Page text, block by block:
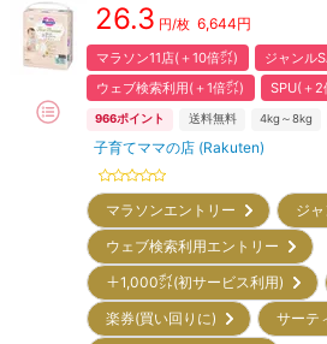
26.3 円/枚 6,644円
マラソン11店(＋10倍㌽)
ジャンル
ウェブ検索利用(＋1倍㌽)
SPU(＋2
966ポイント 送料無料 4kg～8kg
子育てママの店 (Rakuten)
マラソンエントリー
ジ
ウェブ検索利用エントリー
＋1,000㌽(初サービス利用)
楽券(買い回りに)
サーテ